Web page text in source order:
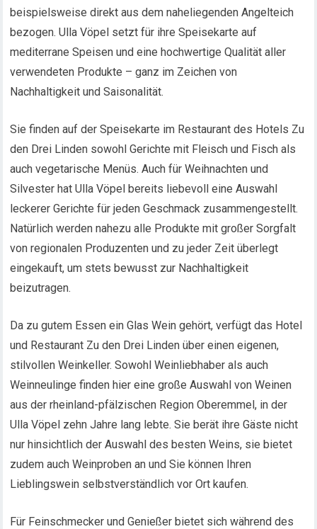
beispielsweise direkt aus dem naheliegenden Angelteich
bezogen. Ulla Vöpel setzt für ihre Speisekarte auf
mediterrane Speisen und eine hochwertige Qualität aller
verwendeten Produkte – ganz im Zeichen von
Nachhaltigkeit und Saisonalität.
Sie finden auf der Speisekarte im Restaurant des Hotels Zu
den Drei Linden sowohl Gerichte mit Fleisch und Fisch als
auch vegetarische Menüs. Auch für Weihnachten und
Silvester hat Ulla Vöpel bereits liebevoll eine Auswahl
leckerer Gerichte für jeden Geschmack zusammengestellt.
Natürlich werden nahezu alle Produkte mit großer Sorgfalt
von regionalen Produzenten und zu jeder Zeit überlegt
eingekauft, um stets bewusst zur Nachhaltigkeit
beizutragen.
Da zu gutem Essen ein Glas Wein gehört, verfügt das Hotel
und Restaurant Zu den Drei Linden über einen eigenen,
stilvollen Weinkeller. Sowohl Weinliebhaber als auch
Weinneulinge finden hier eine große Auswahl von Weinen
aus der rheinland-pfälzischen Region Oberemmel, in der
Ulla Vöpel zehn Jahre lang lebte. Sie berät ihre Gäste nicht
nur hinsichtlich der Auswahl des besten Weins, sie bietet
zudem auch Weinproben an und Sie können Ihren
Lieblingswein selbstverständlich vor Ort kaufen.
Für Feinschmecker und Genießer bietet sich während des